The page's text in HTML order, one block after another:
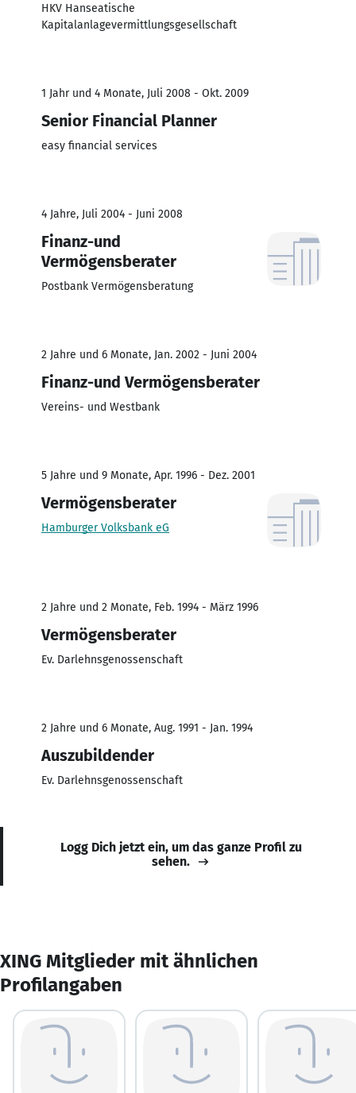
HKV Hanseatische
Kapitalanlagevermittlungsgesellschaft
1 Jahr und 4 Monate, Juli 2008 - Okt. 2009
Senior Financial Planner
easy financial services
4 Jahre, Juli 2004 - Juni 2008
Finanz-und
Vermögensberater
Postbank Vermögensberatung
2 Jahre und 6 Monate, Jan. 2002 - Juni 2004
Finanz-und Vermögensberater
Vereins- und Westbank
5 Jahre und 9 Monate, Apr. 1996 - Dez. 2001
Vermögensberater
Hamburger Volksbank eG
2 Jahre und 2 Monate, Feb. 1994 - März 1996
Vermögensberater
Ev. Darlehnsgenossenschaft
2 Jahre und 6 Monate, Aug. 1991 - Jan. 1994
Auszubildender
Ev. Darlehnsgenossenschaft
Logg Dich jetzt ein, um das ganze Profil zu
sehen.
XING Mitglieder mit ähnlichen
Profilangaben